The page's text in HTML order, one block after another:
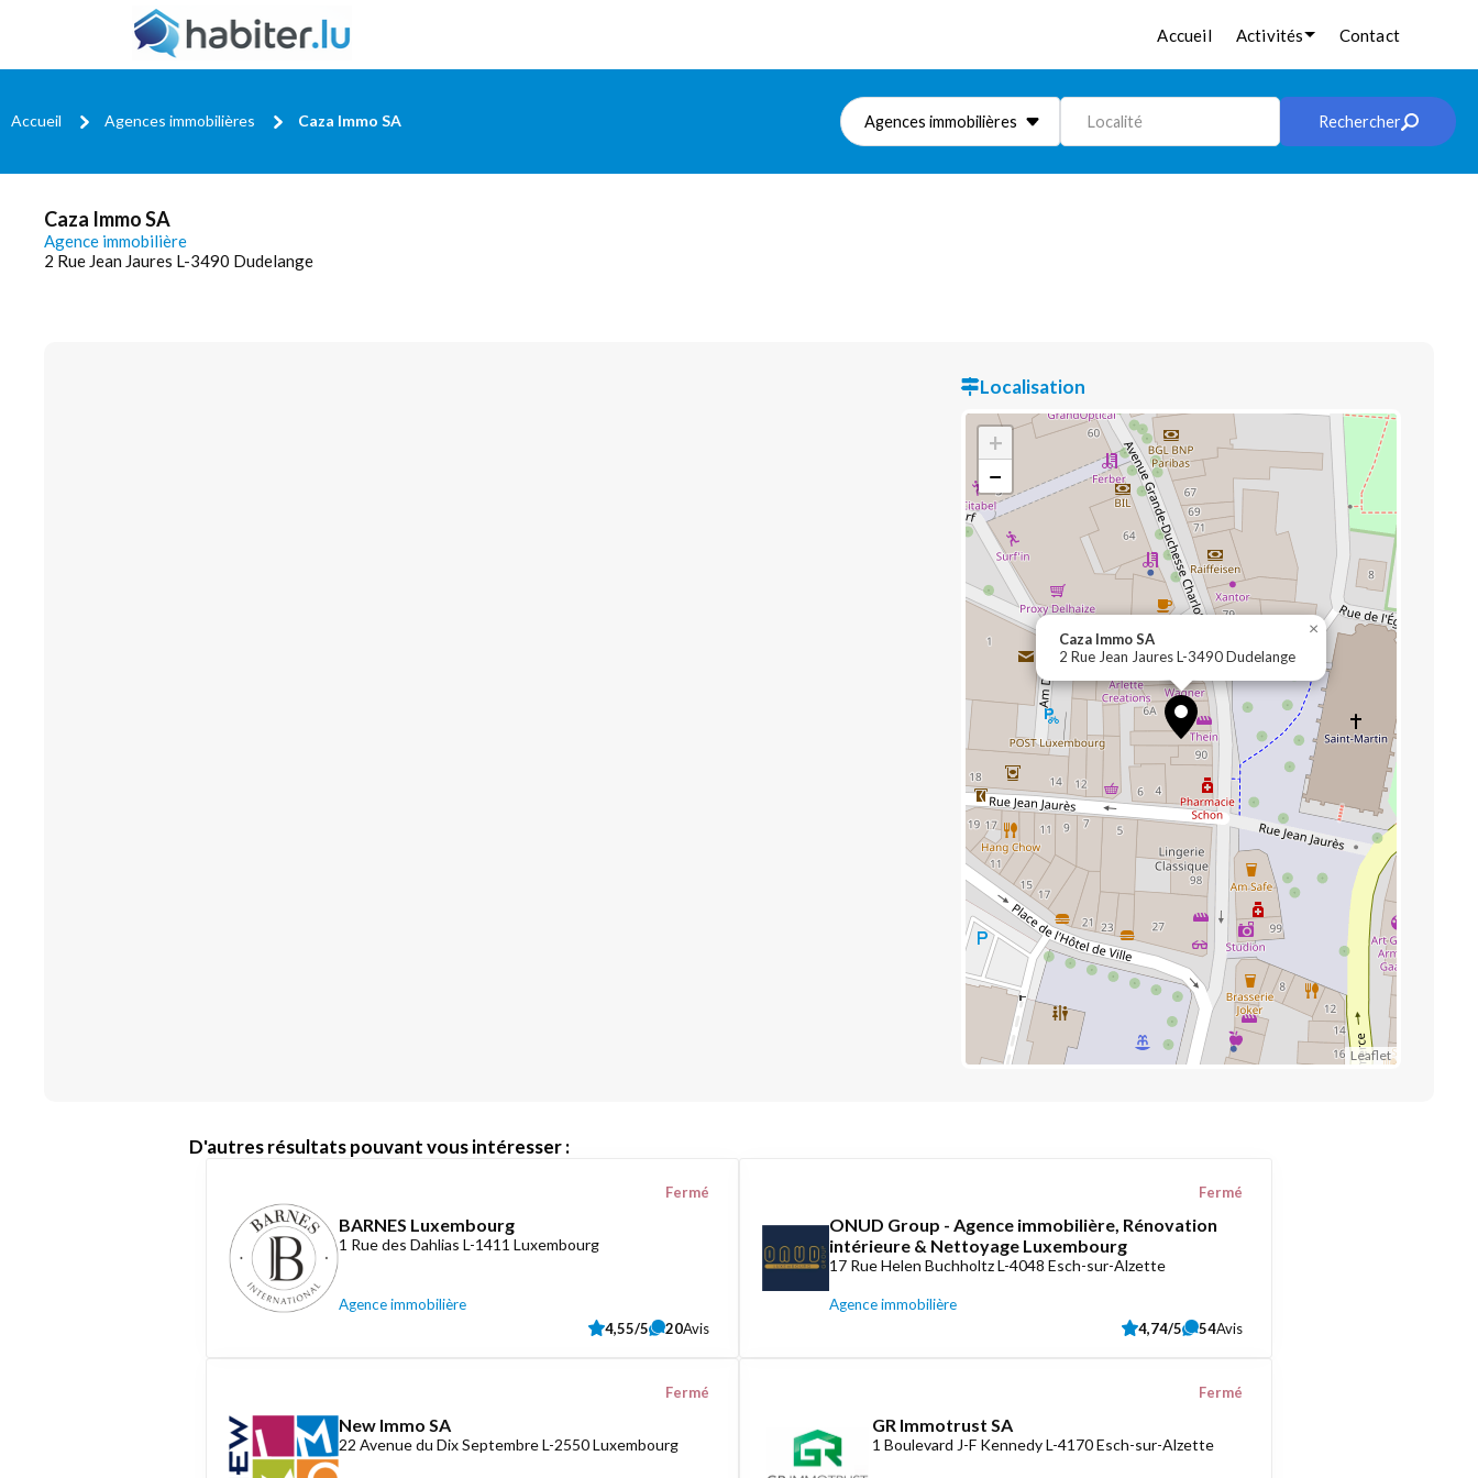
Accueil Activités Contact
Accueil Agences immobilières Caza Immo SA Agences immobilières Localité Rechercher
Caza Immo SA
Agence immobilière
2 Rue Jean Jaures L-3490 Dudelange
Localisation
Caza Immo SA
2 Rue Jean Jaures L-3490 Dudelange
×
+
−
Leaflet
D'autres résultats pouvant vous intéresser :
BARNES Luxembourg
1 Rue des Dahlias L-1411 Luxembourg
Agence immobilière
Fermé
4,55/5 20Avis
ONUD Group - Agence immobilière, Rénovation
intérieure & Nettoyage Luxembourg
17 Rue Helen Buchholtz L-4048 Esch-sur-Alzette
Agence immobilière
Fermé
4,74/5 54Avis
New Immo SA
22 Avenue du Dix Septembre L-2550 Luxembourg
Fermé
GR Immotrust SA
1 Boulevard J-F Kennedy L-4170 Esch-sur-Alzette
Fermé